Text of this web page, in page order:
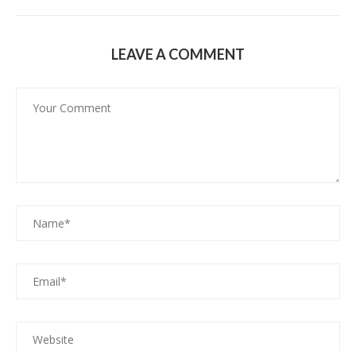
LEAVE A COMMENT